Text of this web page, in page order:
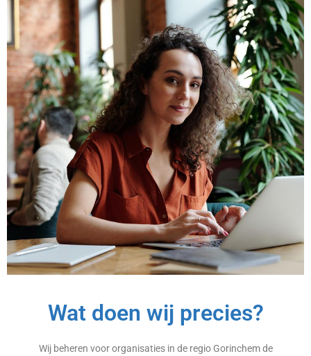
Wat doen wij precies?
Wij beheren voor organisaties in de regio Gorinchem de